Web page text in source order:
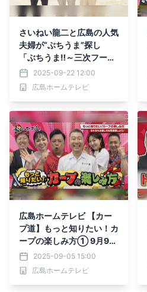
さいねい龍二と広島の人気
夫婦が“ぶちうま”探し
「ぶちうま‼～三次フード
篇～」放送決定！
2025-09-22 12:00
広島ホームテレビ
広島ホームテレビ 【カー
プ道】もっと知りたい！カ
ープの楽しみ方① 9月9日
(火)深夜放送
2025-09-05 15:00
広島ホームテレビ